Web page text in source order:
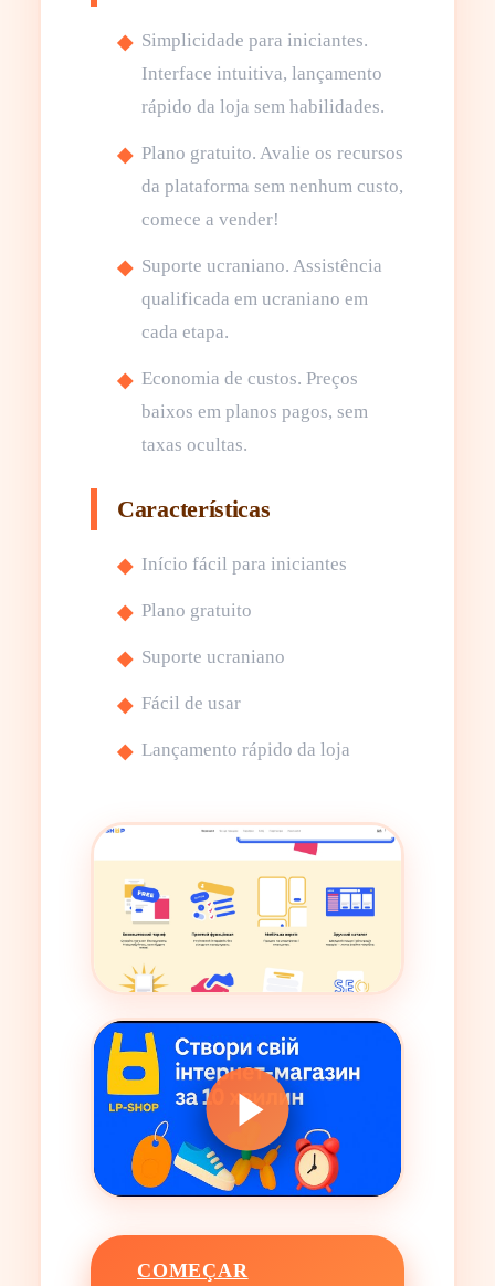
Simplicidade para iniciantes.
Interface intuitiva, lançamento
rápido da loja sem habilidades.
Plano gratuito. Avalie os recursos
da plataforma sem nenhum custo,
comece a vender!
Suporte ucraniano. Assistência
qualificada em ucraniano em
cada etapa.
Economia de custos. Preços
baixos em planos pagos, sem
taxas ocultas.
Características
Início fácil para iniciantes
Plano gratuito
Suporte ucraniano
Fácil de usar
Lançamento rápido da loja
COMEÇAR